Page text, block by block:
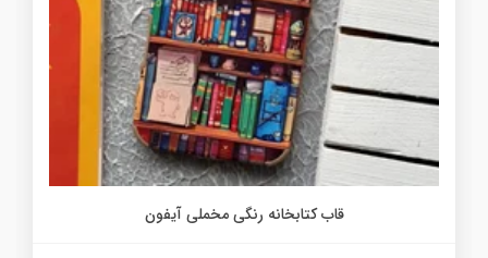
قاب کتابخانه رنگی مخملی آیفون